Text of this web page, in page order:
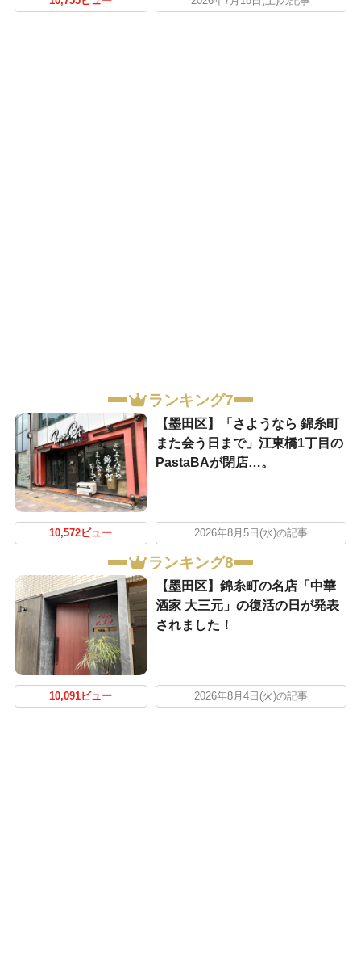
ランキング7
【墨田区】「さようなら 錦糸町
また会う日まで」江東橋1丁目の
PastaBAが閉店…。
10,572ビュー 2026年8月5日(水)の記事
ランキング8
【墨田区】錦糸町の名店「中華
酒家 大三元」の復活の日が発表
されました！
10,091ビュー 2026年8月4日(火)の記事